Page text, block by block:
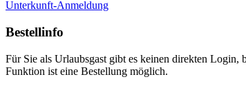
Unterkunft-Anmeldung
Bestellinfo
Für Sie als Urlaubsgast gibt es keinen direkten Login,
Funktion ist eine Bestellung möglich.